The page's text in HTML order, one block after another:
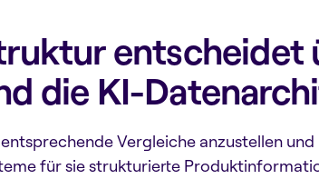
entscheidet
die KI-
Vergleiche anzustellen
für sie strukturierte